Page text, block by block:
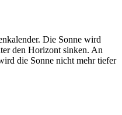
Die Sonne wird
den Horizont sinken. An
die Sonne nicht mehr tiefer